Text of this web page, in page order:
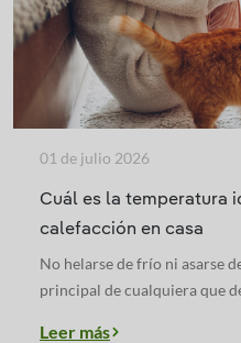
Cuál es la temperatura
calefacción en casa
No helarse de frío ni asarse
principal de cualquiera que
01 de julio 2026
Leer más